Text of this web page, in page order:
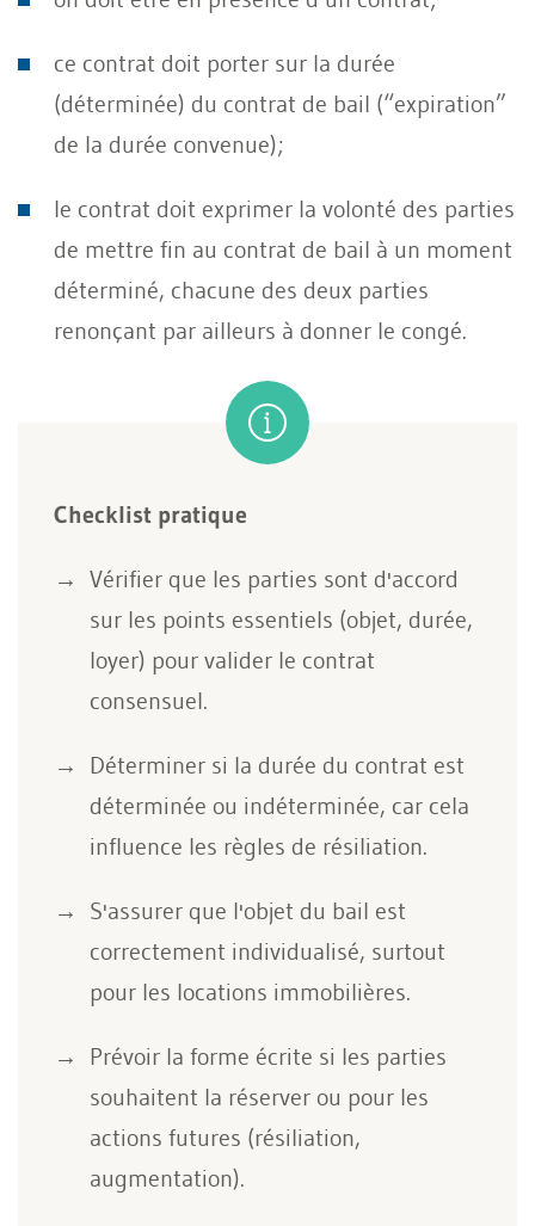
ce contrat doit porter sur la durée
(déterminée) du contrat de bail (“expiration”
de la durée convenue);
le contrat doit exprimer la volonté des parties
de mettre fin au contrat de bail à un moment
déterminé, chacune des deux parties
renonçant par ailleurs à donner le congé.
Checklist pratique
Vérifier que les parties sont d'accord
sur les points essentiels (objet, durée,
loyer) pour valider le contrat
consensuel.
Déterminer si la durée du contrat est
déterminée ou indéterminée, car cela
influence les règles de résiliation.
S'assurer que l'objet du bail est
correctement individualisé, surtout
pour les locations immobilières.
Prévoir la forme écrite si les parties
souhaitent la réserver ou pour les
actions futures (résiliation,
augmentation).